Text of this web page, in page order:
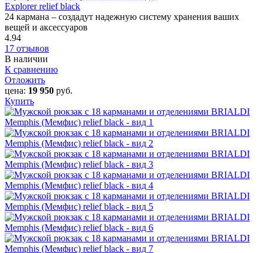
Explorer relief black
24 кармана – создадут надежную систему хранения ваших
вещей и аксессуаров
4.94
17 отзывов
В наличии
К сравнению
Отложить
цена: 19 950 руб.
Купить